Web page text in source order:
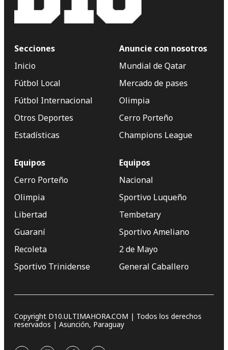
Secciones
Inicio
Fútbol Local
Fútbol Internacional
Otros Deportes
Estadísticas
Anuncie con nosotros
Mundial de Qatar
Mercado de pases
Olimpia
Cerro Porteño
Champions League
Equipos
Cerro Porteño
Olimpia
Libertad
Guaraní
Recoleta
Sportivo Trinidense
Equipos
Nacional
Sportivo Luqueño
Tembetary
Sportivo Ameliano
2 de Mayo
General Caballero
Copyright D10.ULTIMAHORA.COM | Todos los derechos
reservados | Asunción, Paraguay